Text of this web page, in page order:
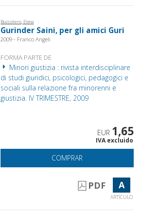
Buccoliero, Elena
Gurinder Saini, per gli amici Guri
2009 - Franco Angeli
FORMA PARTE DE
Minori giustizia : rivista interdisciplinare
di studi giuridici, psicologici, pedagogici e
sociali sulla relazione fra minorenni e
giustizia. IV TRIMESTRE, 2009
EUR 1,65
IVA excluido
COMPRAR
PDF A
ARTÍCULO